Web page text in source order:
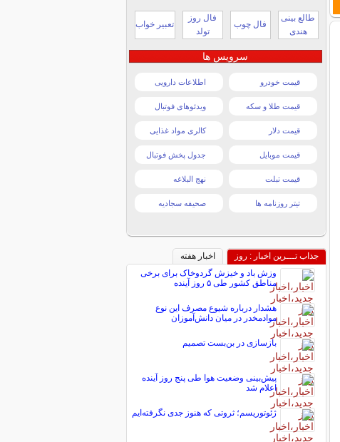
طالع بینی
هندی
فال چوب
فال روز
تولد
تعبیر خواب
سرویس ها
قیمت خودرو اطلاعات دارویی
قیمت طلا و سکه ویدئوهای فوتبال
قیمت دلار کالری مواد غذایی
قیمت موبایل جدول پخش فوتبال
قیمت تبلت نهج البلاغه
تیتر روزنامه ها صحیفه سجادیه
جذاب تـــرین اخبار : روز
اخبار هفته
وزش باد و خیزش گردوخاک برای برخی
مناطق کشور طی ۵ روز آینده
هشدار درباره شیوع مصرف این نوع
موادمخدر در میان دانش‌آموزان
بازسازی در بن‌بست تصمیم
پیش‌بینی وضعیت هوا طی پنج روز آینده
اعلام شد
ژئوتوریسم؛ ثروتی که هنوز جدی نگرفته‌ایم